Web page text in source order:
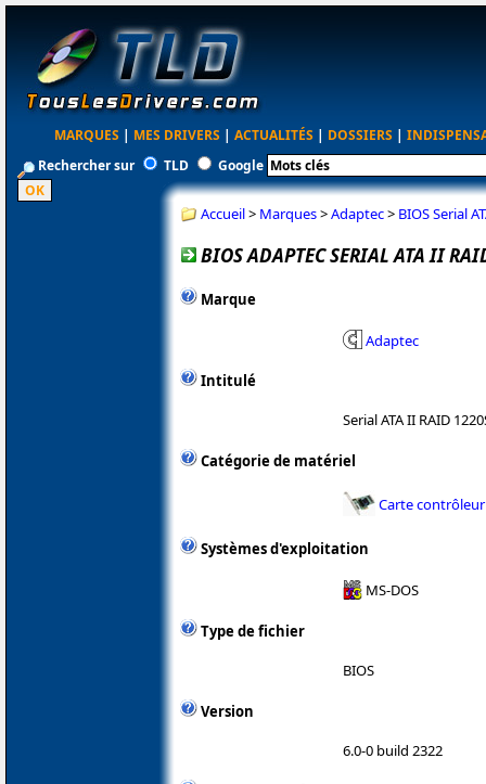
MARQUES | MES DRIVERS | ACTUALITÉS | DOSSIERS |
Rechercher sur
TLD Google
Accueil> Marques>Adaptec> BIOS Serial
BIOS ADAPTEC SERIAL ATA II
Marque
Adaptec
Intitulé
Serial ATA II RAID
Catégorie de matériel
Carte contrôleur
Systèmes d'exploitation
MS-DOS
Type de fichier
BIOS
Version
6.0-0 build 2322